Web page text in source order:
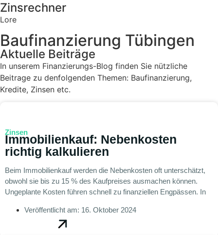
Zinsrechner
Lore
Baufinanzierung Tübingen
Aktuelle Beiträge
In unserem Finanzierungs-Blog finden Sie nützliche
Beitrage zu denfolgenden Themen: Baufinanzierung,
Kredite, Zinsen etc.
Zinsen
Immobilienkauf: Nebenkosten
richtig kalkulieren
Beim Immobilienkauf werden die Nebenkosten oft unterschätzt,
obwohl sie bis zu 15 % des Kaufpreises ausmachen können.
Ungeplante Kosten führen schnell zu finanziellen Engpässen. In
Veröffentlicht am: 16. Oktober 2024